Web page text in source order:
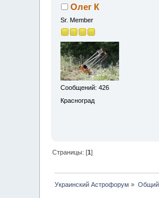
Олег К
Sr. Member
Сообщений: 426
Красноград
Страницы: [1]
Украинский Астрофорум » Общий